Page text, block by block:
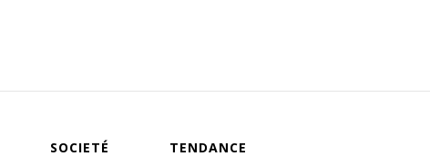
SOCIETÉ TENDANCE